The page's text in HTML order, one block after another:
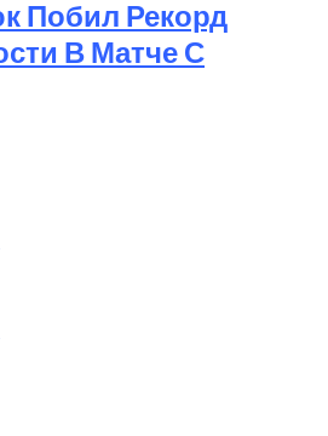
Побил Рекорд
В Матче С